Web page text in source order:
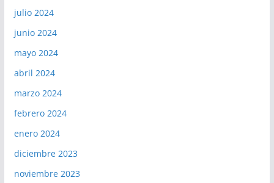
julio 2024
junio 2024
mayo 2024
abril 2024
marzo 2024
febrero 2024
enero 2024
diciembre 2023
noviembre 2023